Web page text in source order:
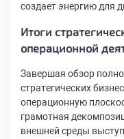
создает энергию для
Итоги
операционной
Завершая обзор
стратегических
операционную
грамотная
внешней среды